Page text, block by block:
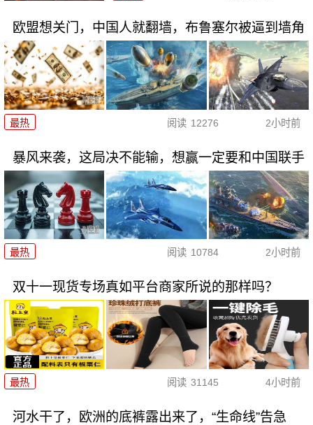
欧盟想关门，中国人就翻墙，布鲁塞尔被逼到墙角
最热 阅读 12276 2小时前
暴风来袭，这局决不能输，想赢一定要和中国联手
最热 阅读 10784 2小时前
双十一现货专场真如平台商家所说的那样吗？
最热 阅读 31145 4小时前
河水干了，欧洲的底裤露出来了，“生命线”告急